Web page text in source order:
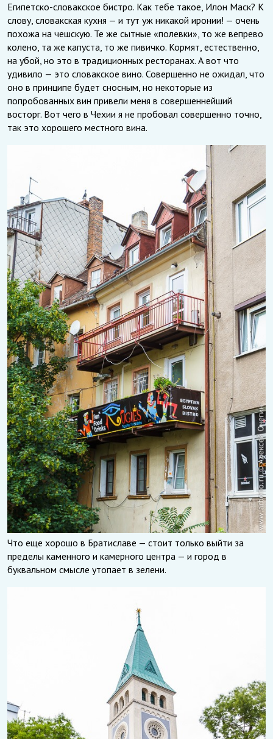
Египетско-словакское бистро. Как тебе такое, Илон Маск? К
слову, словакская кухня — и тут уж никакой иронии! — очень
похожа на чешскую. Те же сытные «полевки», то же вепрево
колено, та же капуста, то же пивичко. Кормят, естественно,
на убой, но это в традиционных ресторанах. А вот что
удивило — это словакское вино. Совершенно не ожидал, что
оно в принципе будет сносным, но некоторые из
попробованных вин привели меня в совершеннейший
восторг. Вот чего в Чехии я не пробовал совершенно точно,
так это хорошего местного вина.
Что еще хорошо в Братиславе — стоит только выйти за
пределы каменного и камерного центра — и город в
буквальном смысле утопает в зелени.